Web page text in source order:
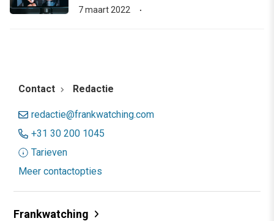
7 maart 2022
Contact Redactie
redactie@frankwatching.com
+31 30 200 1045
Tarieven
Meer contactopties
Frankwatching